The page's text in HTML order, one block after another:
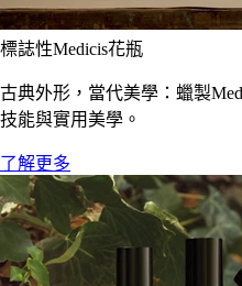
標誌性Medicis花瓶
古典外形，當代美學：蠟製
技能與實用美學。
了解更多